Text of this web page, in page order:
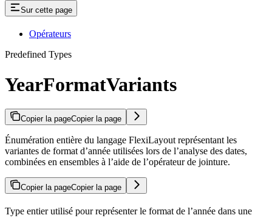
Sur cette page
Opérateurs
Predefined Types
YearFormatVariants
Copier la pageCopier la page
Énumération entière du langage FlexiLayout représentant les
variantes de format d’année utilisées lors de l’analyse des dates,
combinées en ensembles à l’aide de l’opérateur de jointure.
Copier la pageCopier la page
Type entier utilisé pour représenter le format de l’année dans une